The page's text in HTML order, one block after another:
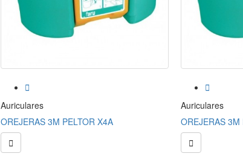

Auriculares
OREJERAS 3M PELTOR X4A


Auriculares
OREJERAS 3M
